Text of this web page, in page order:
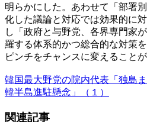
明らかにした。あわせて「部署
化した議論と対応では効果的に
し「政府と与野党、各界専門家
羅する体系的かつ総合的な対策
ピンチをチャンスに変えること
韓国最大野党の院内代表「独島
韓半島進駐懸念」（１）
関連記事